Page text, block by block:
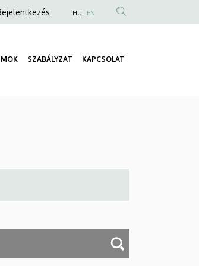
HU EN
SZABÁLYZAT KAPCSOLAT